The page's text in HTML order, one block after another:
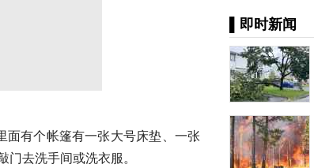
面有个帐篷有一张大号床垫、一张
去洗手间或洗衣服。
▌即时新闻